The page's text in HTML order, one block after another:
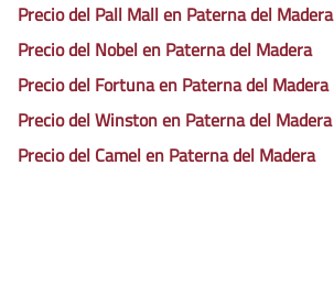
Precio del Pall Mall en Paterna del Madera
Precio del Nobel en Paterna del Madera
Precio del Fortuna en Paterna del Madera
Precio del Winston en Paterna del Madera
Precio del Camel en Paterna del Madera